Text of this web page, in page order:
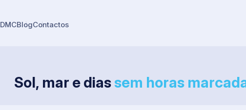
DMCBlogContactos
Sol, mar e diassem horas